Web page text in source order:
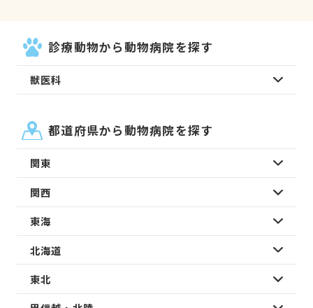
診療動物から動物病院を探す
獣医科
都道府県から動物病院を探す
関東
関西
東海
北海道
東北